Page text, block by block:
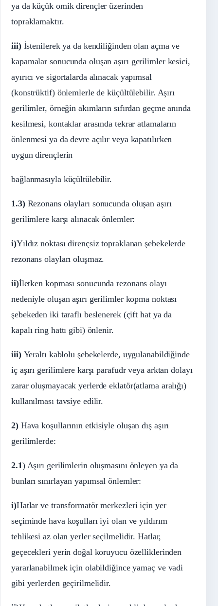
ya da küçük omik dirençler üzerinden
topraklamaktır.
iii)İstenilerek ya da kendiliğinden olan açma ve
kapamalar sonucunda oluşan aşırı gerilimler kesici,
ayırıcı ve sigortalarda alınacak yapımsal
(konstrüktif) önlemlerle de küçültülebilir. Aşırı
gerilimler, örneğin akımların sıfırdan geçme anında
kesilmesi, kontaklar arasında tekrar atlamaların
önlenmesi ya da devre açılır veya kapatılırken
uygun dirençlerin
bağlanmasıyla küçültülebilir.
1.3)Rezonans olayları sonucunda oluşan aşırı
gerilimlere karşı alınacak önlemler:
i)Yıldız noktası dirençsiz topraklanan şebekelerde
rezonans olayları oluşmaz.
ii)İletken kopması sonucunda rezonans olayı
nedeniyle oluşan aşırı gerilimler kopma noktası
şebekeden iki taraflı beslenerek (çift hat ya da
kapalı ring hattı gibi) önlenir.
iii)Yeraltı kablolu şebekelerde, uygulanabildiğinde
iç aşırı gerilimlere karşı parafudr veya arktan dolayı
zarar oluşmayacak yerlerde eklatör(atlama aralığı)
kullanılması tavsiye edilir.
2)Hava koşullarının etkisiyle oluşan dış aşırı
gerilimlerde:
2.1) Aşırı gerilimlerin oluşmasını önleyen ya da
bunları sınırlayan yapımsal önlemler:
i)Hatlar ve transformatör merkezleri için yer
seçiminde hava koşulları iyi olan ve yıldırım
tehlikesi az olan yerler seçilmelidir. Hatlar,
geçecekleri yerin doğal koruyucu özelliklerinden
yararlanabilmek için olabildiğince yamaç ve vadi
gibi yerlerden geçirilmelidir.